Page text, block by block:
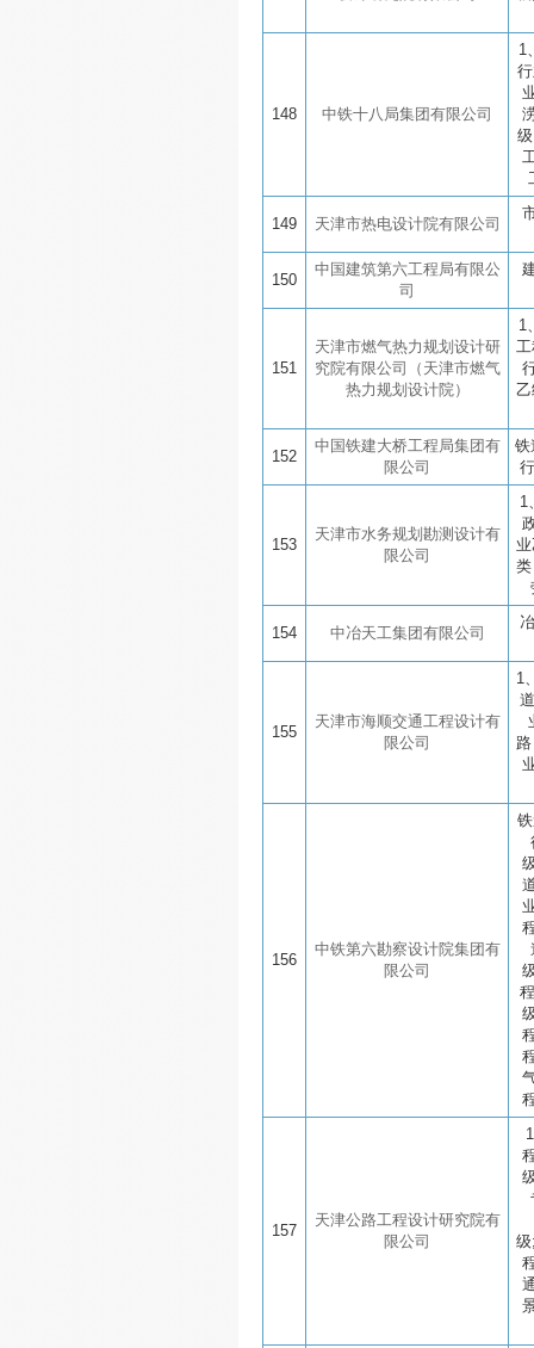
148 中铁十八局集团有限公司
1
149 天津市热电设计院有限公司
150
中国建筑第六工程局有限公
司
151
天津市燃气热力规划设计研
究院有限公司（天津市燃气
热力规划设计院）
1
152
中国铁建大桥工程局集团有
限公司
铁
153
天津市水务规划勘测设计有
限公司
1
154 中冶天工集团有限公司
155
天津市海顺交通工程设计有
限公司
1
156
中铁第六勘察设计院集团有
限公司
157
天津公路工程设计研究院有
限公司